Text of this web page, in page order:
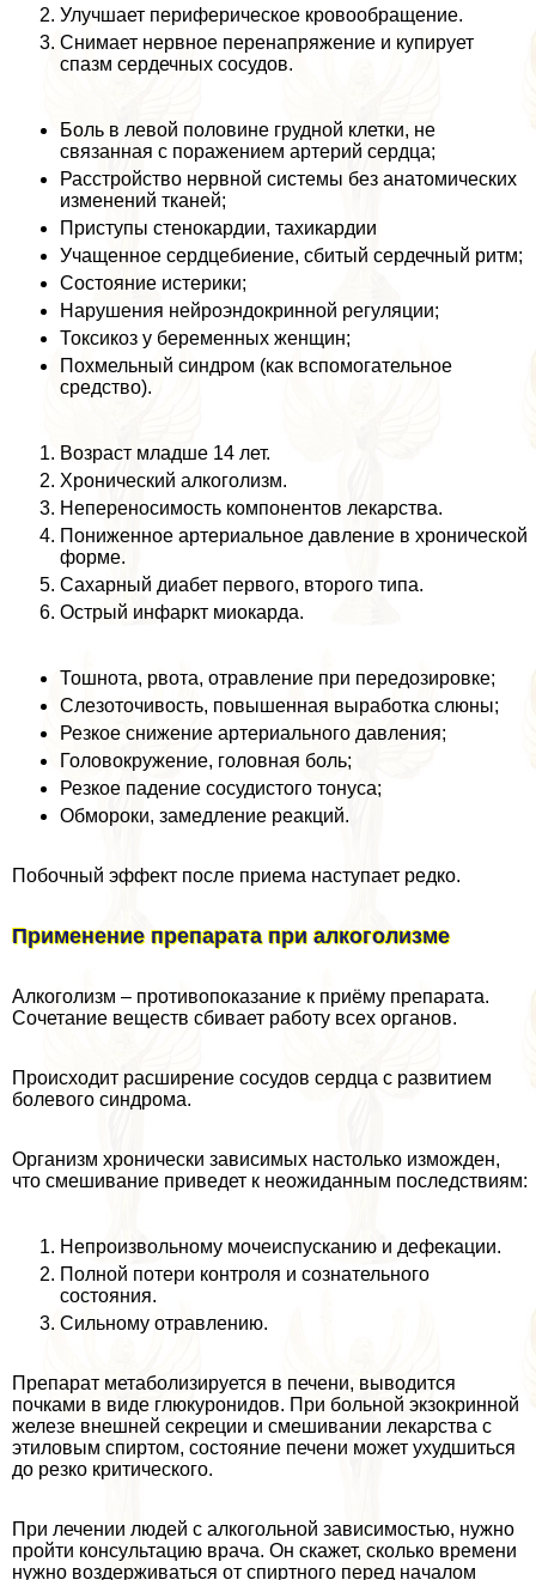
Улучшает периферическое кровообращение.
Снимает нервное перенапряжение и купирует
спазм сердечных сосудов.
Боль в левой половине грудной клетки, не
связанная с поражением артерий сердца;
Расстройство нервной системы без анатомических
изменений тканей;
Приступы стенокардии, тахикардии
Учащенное сердцебиение, сбитый сердечный ритм;
Состояние истерики;
Нарушения нейроэндокринной регуляции;
Токсикоз у беременных женщин;
Похмельный синдром (как вспомогательное
средство).
Возраст младше 14 лет.
Хронический алкоголизм.
Непереносимость компонентов лекарства.
Пониженное артериальное давление в хронической
форме.
Сахарный диабет первого, второго типа.
Острый инфаркт миокарда.
Тошнота, рвота, отравление при передозировке;
Слезоточивость, повышенная выработка слюны;
Резкое снижение артериального давления;
Головокружение, головная боль;
Резкое падение сосудистого тонуса;
Обмороки, замедление реакций.
Побочный эффект после приема наступает редко.
Применение препарата при алкоголизме
Алкоголизм – противопоказание к приёму препарата.
Сочетание веществ сбивает работу всех органов.
Происходит расширение сосудов сердца с развитием
болевого синдрома.
Организм хронически зависимых настолько изможден,
что смешивание приведет к неожиданным последствиям:
Непроизвольному мочеиспусканию и дефекации.
Полной потери контроля и сознательного
состояния.
Сильному отравлению.
Препарат метаболизируется в печени, выводится
почками в виде глюкуронидов. При больной экзокринной
железе внешней секреции и смешивании лекарства с
этиловым спиртом, состояние печени может ухудшиться
до резко критического.
При лечении людей с алкогольной зависимостью, нужно
пройти консультацию врача. Он скажет, сколько времени
нужно воздерживаться от спиртного перед началом